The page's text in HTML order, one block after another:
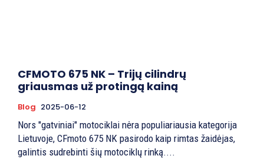
CFMOTO 675 NK – Trijų cilindrų
griausmas už protingą kainą
Blog 2025-06-12
Nors "gatviniai" motociklai nėra populiariausia kategorija
Lietuvoje, CFmoto 675 NK pasirodo kaip rimtas žaidėjas,
galintis sudrebinti šių motociklų rinką....